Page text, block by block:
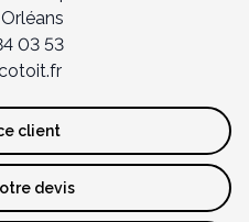
03 53
client
devis